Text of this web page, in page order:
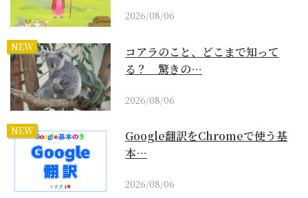
2026/08/06
NEW
コアラのこと、どこまで知って
る？ 驚きの…
2026/08/06
NEW
Google翻訳をChromeで使う基
本…
2026/08/06